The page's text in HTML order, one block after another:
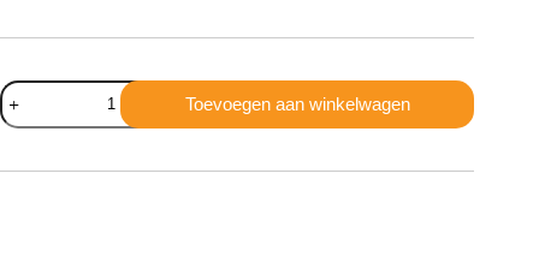
Transpondersleutel
brass
NSN14TE
chip
Toevoegen aan winkelwagen